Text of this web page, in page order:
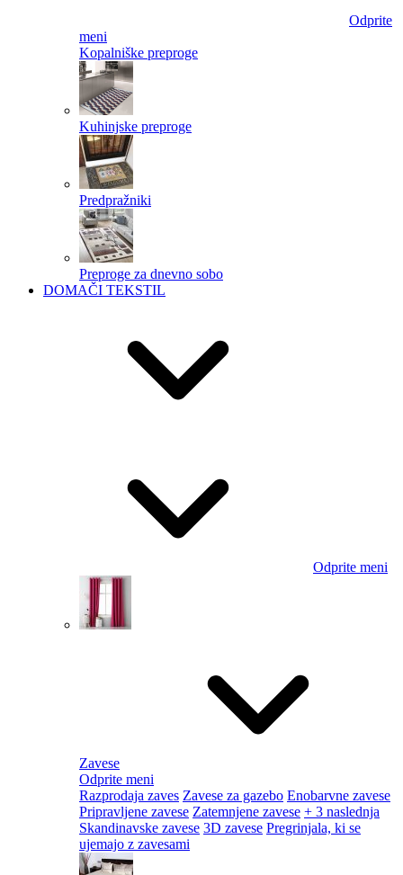
Odprite
meni
Kopalniške preproge
Kuhinjske preproge
Predpražniki
Preproge za dnevno sobo
DOMAČI TEKSTIL
Odprite meni
Zavese
Odprite meni
Razprodaja zaves Zavese za gazebo Enobarvne zavese
Pripravljene zavese Zatemnjene zavese + 3 naslednja
Skandinavske zavese 3D zavese Pregrinjala, ki se
ujemajo z zavesami